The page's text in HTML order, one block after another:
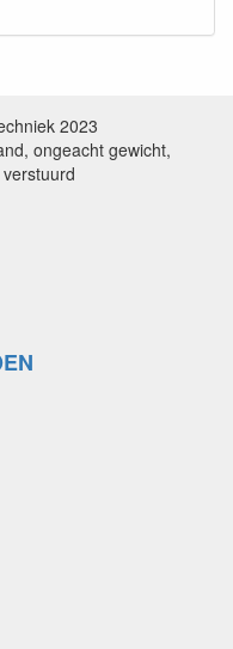
2023
ongeacht gewicht,